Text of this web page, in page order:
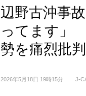
辺野古沖事
ってます」
勢を痛烈批判
2026年5月18日 19時15分 J-